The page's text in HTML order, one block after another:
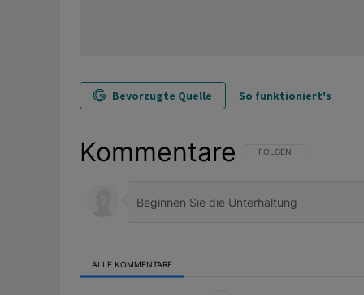
Bevorzugte Quelle So funktioniert's
Kommentare FOLGE DIESER
FOLGEN
ALLE KOMMENTARE